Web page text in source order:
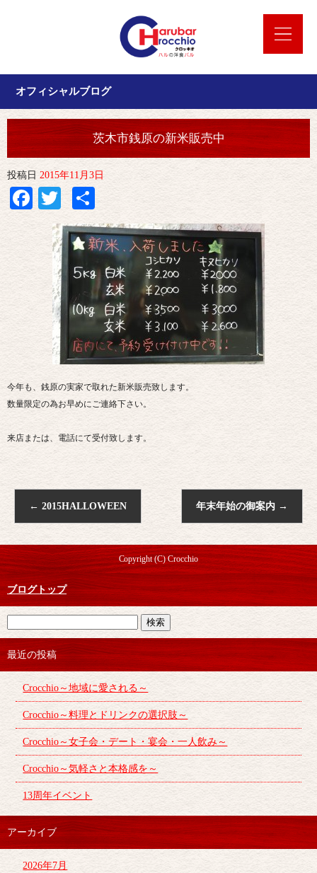
オフィシャルブログ
茨木市銭原の新米販売中
投稿日 2015年11月3日
Facebook
Twitter
有
今年も、銭原の実家で取れた新米販売致します。
数量限定の為お早めにご連絡下さい。
来店または、電話にて受付致します。
← 2015HALLOWEEN 年末年始の御案内 →
Copyright (C) Crocchio
ブログトップ
最近の投稿
Crocchio～地域に愛される～
Crocchio～料理とドリンクの選択肢～
Crocchio～女子会・デート・宴会・一人飲み～
Crocchio～気軽さと本格感を～
13周年イベント
アーカイブ
2026年7月